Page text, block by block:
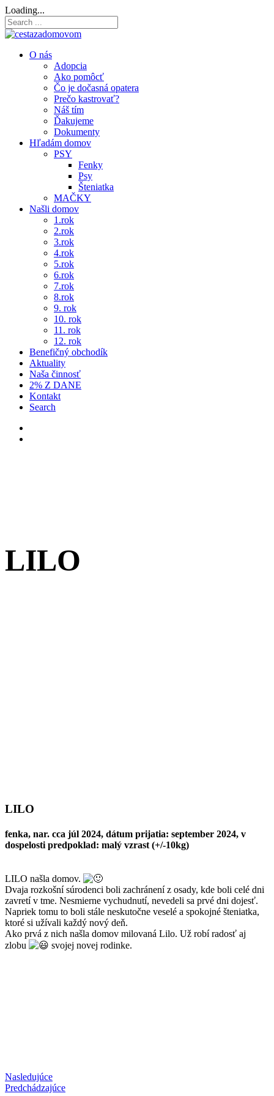
Loading...
O nás
Adopcia
Ako pomôcť
Čo je dočasná opatera
Prečo kastrovať?
Náš tím
Ďakujeme
Dokumenty
Hľadám domov
PSY
Fenky
Psy
Šteniatka
MAČKY
Našli domov
1.rok
2.rok
3.rok
4.rok
5.rok
6.rok
7.rok
8.rok
9. rok
10. rok
11. rok
12. rok
Benefičný obchodík
Aktuality
Naša činnosť
2% Z DANE
Kontakt
Search
LILO
LILO
fenka, nar. cca júl 2024, dátum prijatia: september 2024, v
dospelosti predpoklad: malý vzrast (+/-10kg)
LILO našla domov.
Dvaja rozkošní súrodenci boli zachránení z osady, kde boli celé dni
zavretí v tme. Nesmierne vychudnutí, nevedeli sa prvé dni dojesť.
Napriek tomu to boli stále neskutočne veselé a spokojné šteniatka,
ktoré si užívali každý nový deň.
Ako prvá z nich našla domov milovaná Lilo. Už robí radosť aj
zlobu
svojej novej rodinke.
Nasledujúce
Predchádzajúce